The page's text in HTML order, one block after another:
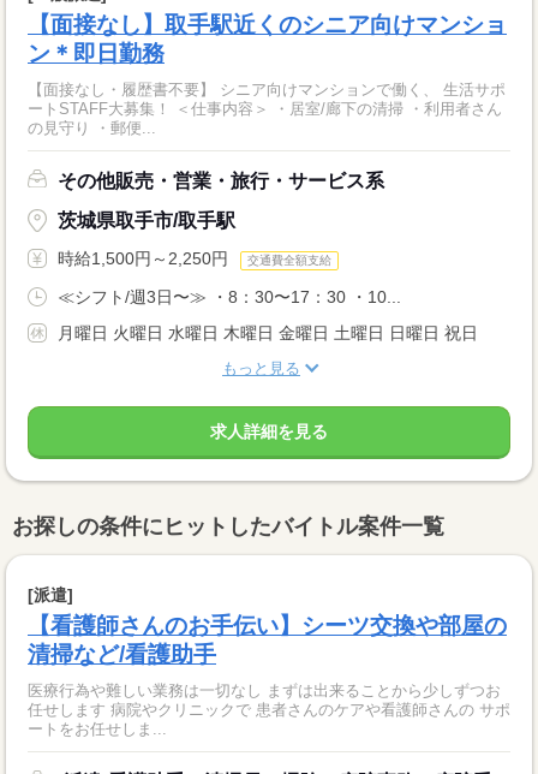
【面接なし】取手駅近くのシニア向けマンショ
ン＊即日勤務
【面接なし・履歴書不要】 シニア向けマンションで働く、 生活サポ
ートSTAFF大募集！ ＜仕事内容＞ ・居室/廊下の清掃 ・利用者さん
の見守り ・郵便...
その他販売・営業・旅行・サービス系
茨城県取手市/取手駅
時給1,500円～2,250円 交通費全額支給
≪シフト/週3日〜≫ ・8：30〜17：30 ・10...
月曜日 火曜日 水曜日 木曜日 金曜日 土曜日 日曜日 祝日
もっと見る
求人詳細を見る
お探しの条件にヒットしたバイトル案件一覧
[派遣]
【看護師さんのお手伝い】シーツ交換や部屋の
清掃など/看護助手
医療行為や難しい業務は一切なし まずは出来ることから少しずつお
任せします 病院やクリニックで 患者さんのケアや看護師さんの サポ
ートをお任せしま...